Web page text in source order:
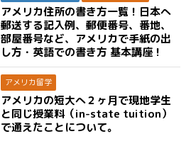
アメリカ住所の書き方一覧！日本へ
郵送する記入例、郵便番号、番地、
部屋番号など、アメリカで手紙の出
し方・英語での書き方 基本講座！
アメリカ留学
アメリカの短大へ２ヶ月で現地学生
と同じ授業料（in-state tuition）
で通えたことについて。